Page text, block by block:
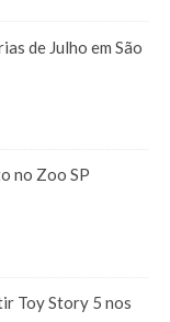
de Julho em São
no Zoo SP
Toy Story 5 nos